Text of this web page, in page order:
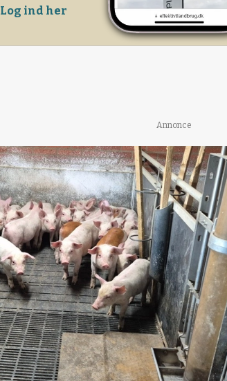
Log ind her
Annonce